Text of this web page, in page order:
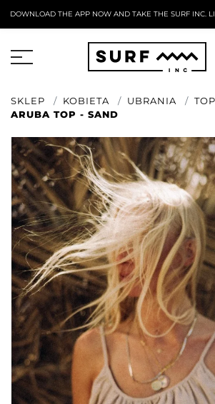
DOWNLOAD THE APP NOW AND TAKE THE SURF INC.
SKLEP KOBIETA UBRANIA
ARUBA TOP - SAND
AKTYWNY FORMULARZ